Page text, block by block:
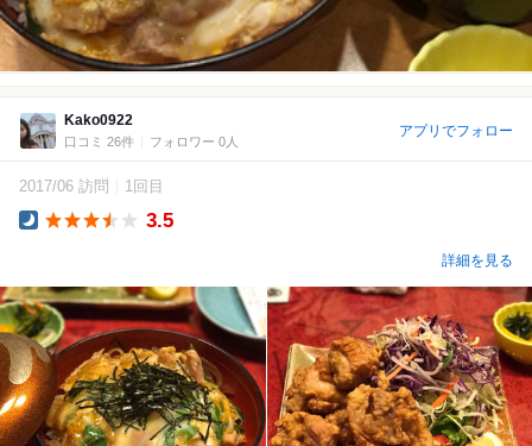
Kako0922
口コミ 26件 フォロワー 0人
アプリでフォロー
2017/06 訪問 1回目
3.5
詳細を見る